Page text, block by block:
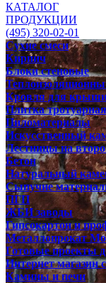
КАТАЛОГ
ПРОДУКЦИИ
(495) 320-02-01
Сухие смеси
Кирпич
Блоки стеновые
Кровля для
Плитка тротуарная
Пиломатериалы
Искусственный
Лестницы на
Бетон
Натуральный
Сыпучие
ПГП
ЖБИ заводы
Гипсокартон и
Металлопрокат
Готовые проекты
Интернет магазин
Камины и печи